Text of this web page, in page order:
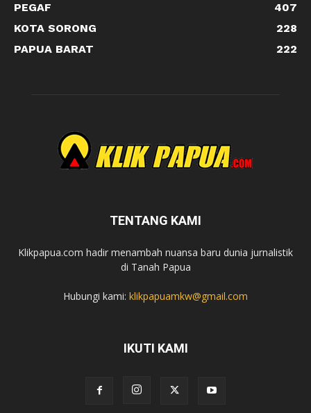
PEGAF
407
KOTA SORONG
228
PAPUA BARAT
222
TENTANG KAMI
Klikpapua.com hadir menambah nuansa baru dunia jurnalistik
di Tanah Papua
Hubungi kami: klikpapuamkw@gmail.com
IKUTI KAMI